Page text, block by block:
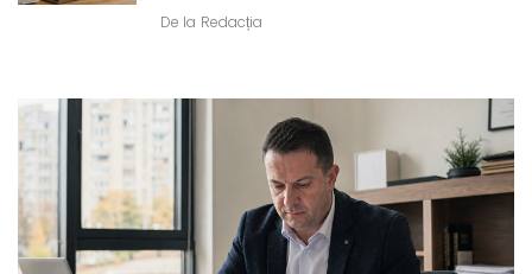
De la Redacția